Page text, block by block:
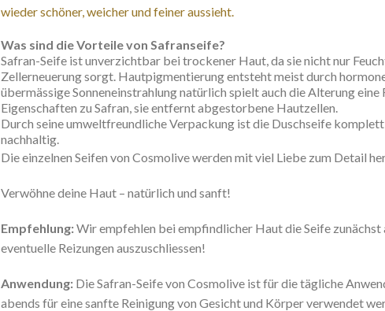
wieder schöner, weicher und feiner aussieht.
Was sind die Vorteile von Safranseife?
Safran-Seife ist unverzichtbar bei trockener Haut, da sie nicht nur
Zellerneuerung sorgt. Hautpigmentierung entsteht meist durch
übermässige Sonneneinstrahlung natürlich spielt auch die Alterung eine
Eigenschaften zu Safran, sie entfernt abgestorbene Hautzellen.
Durch seine umweltfreundliche Verpackung ist die Duschseife
nachhaltig.
Die einzelnen Seifen von Cosmolive werden mit viel Liebe zum Detail
Verwöhne deine Haut – natürlich und sanft!
Empfehlung:Wir empfehlen bei empfindlicher Haut die Seife
eventuelle Reizungen auszuschliessen!
Anwendung: Die Safran-Seife von Cosmolive ist für die tägliche
abends für eine sanfte Reinigung von Gesicht und Körper verwendet